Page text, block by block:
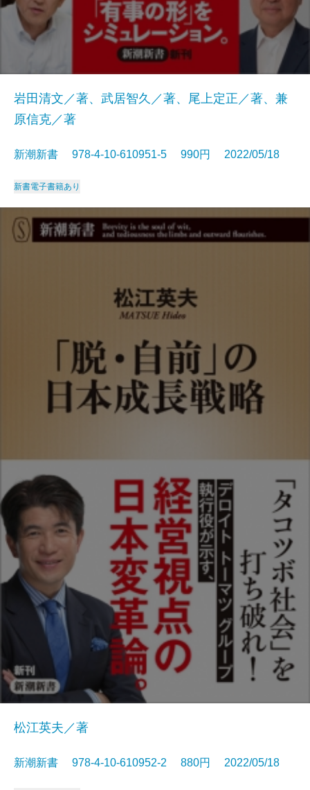
岩田清文／著、武居智久／著、尾上定正／著、兼
原信克／著
新潮新書 978-4-10-610951-5 990円 2022/05/18
新書電子書籍あり
松江英夫／著
新潮新書 978-4-10-610952-2 880円 2022/05/18